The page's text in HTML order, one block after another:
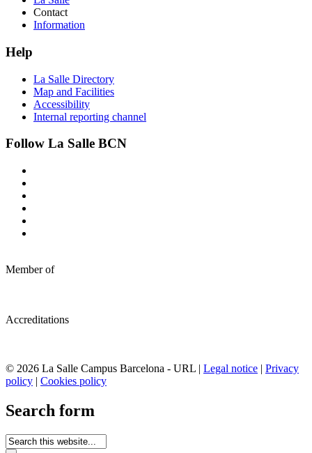
Contact
Information
Help
La Salle Directory
Map and Facilities
Accessibility
Internal reporting channel
Follow La Salle BCN
Member of
Accreditations
© 2026 La Salle Campus Barcelona - URL | Legal notice | Privacy
policy | Cookies policy
Search form